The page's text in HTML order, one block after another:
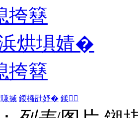
挎簮
烘埧婧�
挎簮
摵 鍐欏瓧妤� 鍒